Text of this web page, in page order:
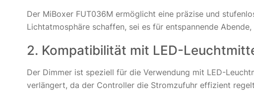
Der MiBoxer FUT036M ermöglicht eine präzise und
Lichtatmosphäre schaffen, sei es für entspannende
2. Kompatibilität mit LED-
Der Dimmer ist speziell für die Verwendung mit LED-
verlängert, da der Controller die Stromzufuhr effizient